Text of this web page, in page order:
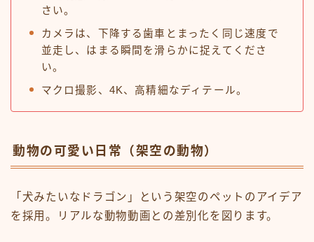
さい。
カメラは、下降する歯車とまったく同じ速度で
並走し、はまる瞬間を滑らかに捉えてくださ
い。
マクロ撮影、4K、高精細なディテール。
動物の可愛い日常（架空の動物）
「犬みたいなドラゴン」という架空のペットのアイデア
を採用。リアルな動物動画との差別化を図ります。